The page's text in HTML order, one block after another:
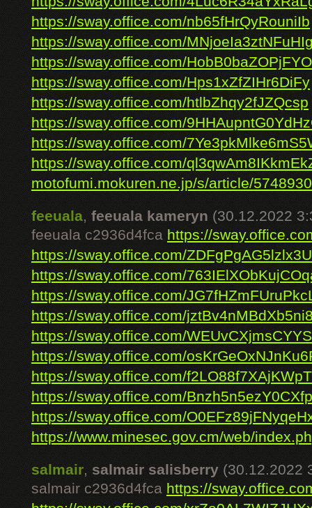
https://sway.office.com/nb65fHrQyRouniIb
https://sway.office.com/
https://sway.office.com/
https://sway.office.com/Hps1xZfZIHr6DiFy
https://sway.office.com/htlbZhqy2fJZQcsp
https://sway.office.com/
https://sway.office.com/
https://sway.office.com/
motofumi.mokuren.ne.jp/s/article/
feeuala, feeuala kameryn (30.12.2022
feeuala c2936d4fca https://
https://sway.office.com/
https://sway.office.com/
https://sway.office.com/
https://sway.office.com/
https://sway.office.com/
https://sway.office.com/
https://sway.office.com/
https://sway.office.com/
https://sway.office.com/
https://www.minesec.gov.cm/web/
salmair, salmair salisberry (30.12.2022
salmair c2936d4fca https://